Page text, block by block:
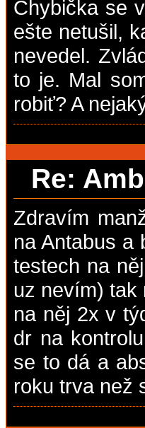
Chybička se
ešte netušil,
nevedel.
to je. Mal
robiť? A
Re:
Zdravím
na Antabus a
testech na
uz nevím) tak
na něj 2x v
dr na
se to dá a
roku trva než